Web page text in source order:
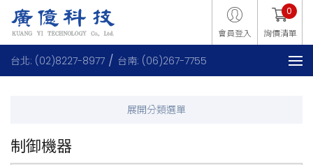
會員登入 詢價清單
0
台北: (02)8227-8977 台南: (06)267-7755
制御機器